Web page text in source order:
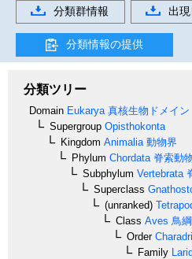
分類群情報
出
分類情報の提供
分類ツリー
Domain Eukarya 真核生物ドメイン
Supergroup Opisthokonta
Kingdom Animalia 動物界
Phylum Chordata 脊索動
Subphylum Vertebrata
Superclass
(unranked)
Class Aves 鳥綱
Order
Family